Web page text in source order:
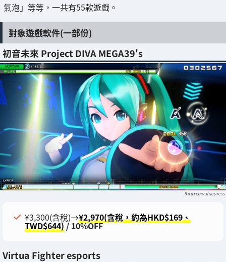
氣泡」等等，一共有55款遊戲。
對象遊戲軟件(一部份)
初音未來 Project DIVA MEGA39's
valuepress
¥3,300(含稅)→¥2,970(含稅，約為HKD$169、
TWD$644)/ 10%OFF
Virtua Fighter esports